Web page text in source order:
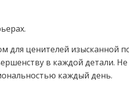
для ценителей изысканной
в каждой детали.
каждый день.